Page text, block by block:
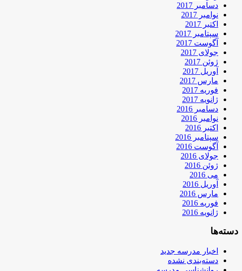
دسامبر 2017
نوامبر 2017
اکتبر 2017
سپتامبر 2017
آگوست 2017
جولای 2017
ژوئن 2017
آوریل 2017
مارس 2017
فوریه 2017
ژانویه 2017
دسامبر 2016
نوامبر 2016
اکتبر 2016
سپتامبر 2016
آگوست 2016
جولای 2016
ژوئن 2016
می 2016
آوریل 2016
مارس 2016
فوریه 2016
ژانویه 2016
دسته‌ها
اخبار مدرسه جدید
دسته‌بندی نشده